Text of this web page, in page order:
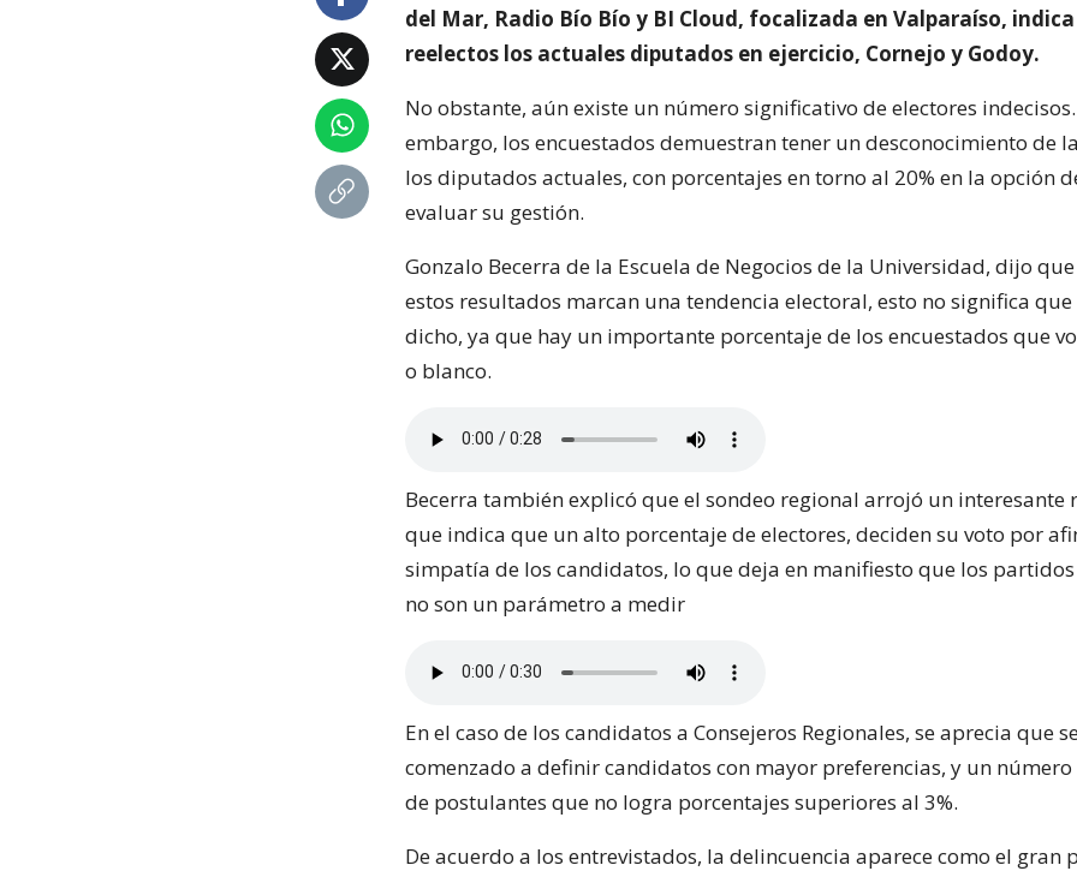
del Mar, Radio Bío Bío y BI Cloud, focalizada en Valparaíso,
reelectos los actuales diputados en ejercicio, Cornejo y Godoy.
No obstante, aún existe un número significativo de electores
embargo, los encuestados demuestran tener un desconocimiento de
los diputados actuales, con porcentajes en torno al 20% en la opción
evaluar su gestión.
Gonzalo Becerra de la Escuela de Negocios de la Universidad, dijo
estos resultados marcan una tendencia electoral, esto no significa
dicho, ya que hay un importante porcentaje de los encuestados que
o blanco.
Becerra también explicó que el sondeo regional arrojó un interesante
que indica que un alto porcentaje de electores, deciden su voto por
simpatía de los candidatos, lo que deja en manifiesto que los
no son un parámetro a medir
En el caso de los candidatos a Consejeros Regionales, se aprecia que
comenzado a definir candidatos con mayor preferencias, y un
de postulantes que no logra porcentajes superiores al 3%.
De acuerdo a los entrevistados, la delincuencia aparece como el gran